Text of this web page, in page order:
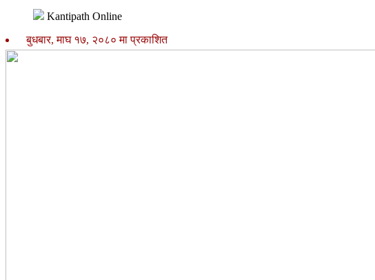
Kantipath Online
बुधबार, माघ १७, २०८० मा प्रकाशित